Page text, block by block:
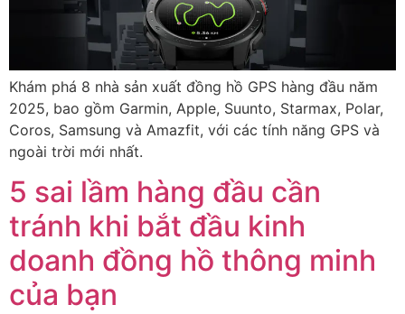
Khám phá 8 nhà sản xuất đồng hồ GPS hàng đầu năm
2025, bao gồm Garmin, Apple, Suunto, Starmax, Polar,
Coros, Samsung và Amazfit, với các tính năng GPS và
ngoài trời mới nhất.
5 sai lầm hàng đầu cần
tránh khi bắt đầu kinh
doanh đồng hồ thông minh
của bạn